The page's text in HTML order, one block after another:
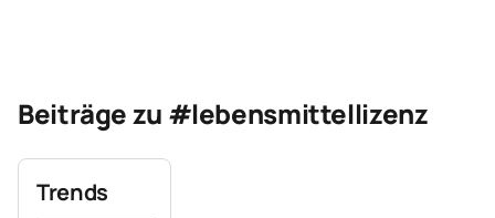
Beiträge zu #lebensmittellizenz
Trends